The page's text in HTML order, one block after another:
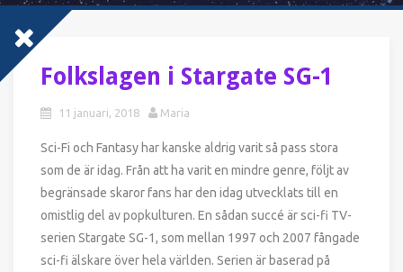
Folkslagen i Stargate SG-1
11 januari, 2018 Maria
Sci-Fi och Fantasy har kanske aldrig varit så pass stora
som de är idag. Från att ha varit en mindre genre, följt av
begränsade skaror fans har den idag utvecklats till en
omistlig del av popkulturen. En sådan succé är sci-fi TV-
serien Stargate SG-1, som mellan 1997 och 2007 fångade
sci-fi älskare över hela världen. Serien är baserad på